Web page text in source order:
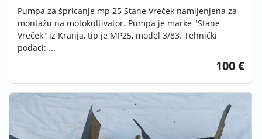
Pumpa za špricanje mp 25 Stane Vreček namijenjena za
montažu na motokultivator. Pumpa je marke "Stane
Vreček" iz Kranja, tip je MP25, model 3/83. Tehnički
podaci: ...
100 €